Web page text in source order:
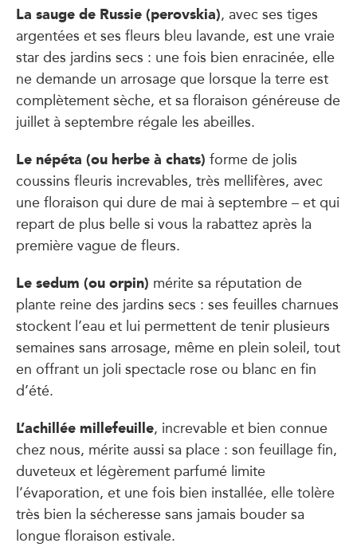
La sauge de Russie (perovskia), avec ses tiges
argentées et ses fleurs bleu lavande, est une vraie
star des jardins secs : une fois bien enracinée, elle
ne demande un arrosage que lorsque la terre est
complètement sèche, et sa floraison généreuse de
juillet à septembre régale les abeilles.
Le népéta (ou herbe à chats) forme de jolis
coussins fleuris increvables, très mellifères, avec
une floraison qui dure de mai à septembre – et qui
repart de plus belle si vous la rabattez après la
première vague de fleurs.
Le sedum (ou orpin) mérite sa réputation de
plante reine des jardins secs : ses feuilles charnues
stockent l’eau et lui permettent de tenir plusieurs
semaines sans arrosage, même en plein soleil, tout
en offrant un joli spectacle rose ou blanc en fin
d’été.
L’achillée millefeuille, increvable et bien connue
chez nous, mérite aussi sa place : son feuillage fin,
duveteux et légèrement parfumé limite
l’évaporation, et une fois bien installée, elle tolère
très bien la sécheresse sans jamais bouder sa
longue floraison estivale.